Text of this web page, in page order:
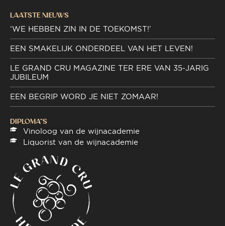
LAATSTE NIEUWS
‘WE HEBBEN ZIN IN DE TOEKOMST!’
EEN SMAKELIJK ONDERDEEL VAN HET LEVEN!
LE GRAND CRU MAGAZINE TER ERE VAN 35-JARIG
JUBILEUM
EEN BEGRIP WORD JE NIET ZOMAAR!
DIPLOMA"S
Vinoloog van de wijnacademie
Liquorist van de wijnacademie